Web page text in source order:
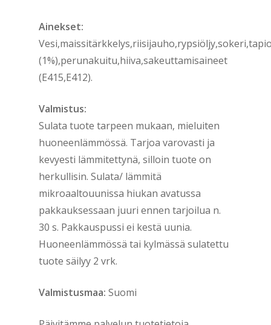
Ainekset:
(1%),perunakuitu,hiiva,sakeuttamisaineet
(E415,E412).
Valmistus:
Sulata tuote tarpeen mukaan, mieluiten
huoneenlämmössä. Tarjoa varovasti ja
kevyesti lämmitettynä, silloin tuote on
herkullisin. Sulata/ lämmitä
mikroaaltouunissa hiukan avatussa
pakkauksessaan juuri ennen tarjoilua n.
30 s. Pakkauspussi ei kestä uunia.
Huoneenlämmössä tai kylmässä sulatettu
tuote säilyy 2 vrk.
Valmistusmaa: Suomi